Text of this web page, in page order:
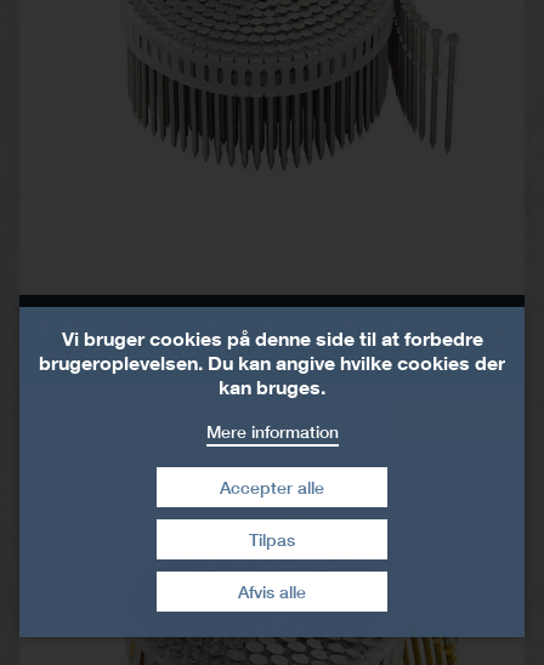
Beklædningssøm 0° plastspole - Rundt hoved,
ringformet skaft - HDG
Vi bruger cookies på denne side til at forbedre
brugeroplevelsen. Du kan angive hvilke cookies der
kan bruges.
Mere information
Afvis alle
Accepter alle
Træk samtykke tilbage
Tilpas